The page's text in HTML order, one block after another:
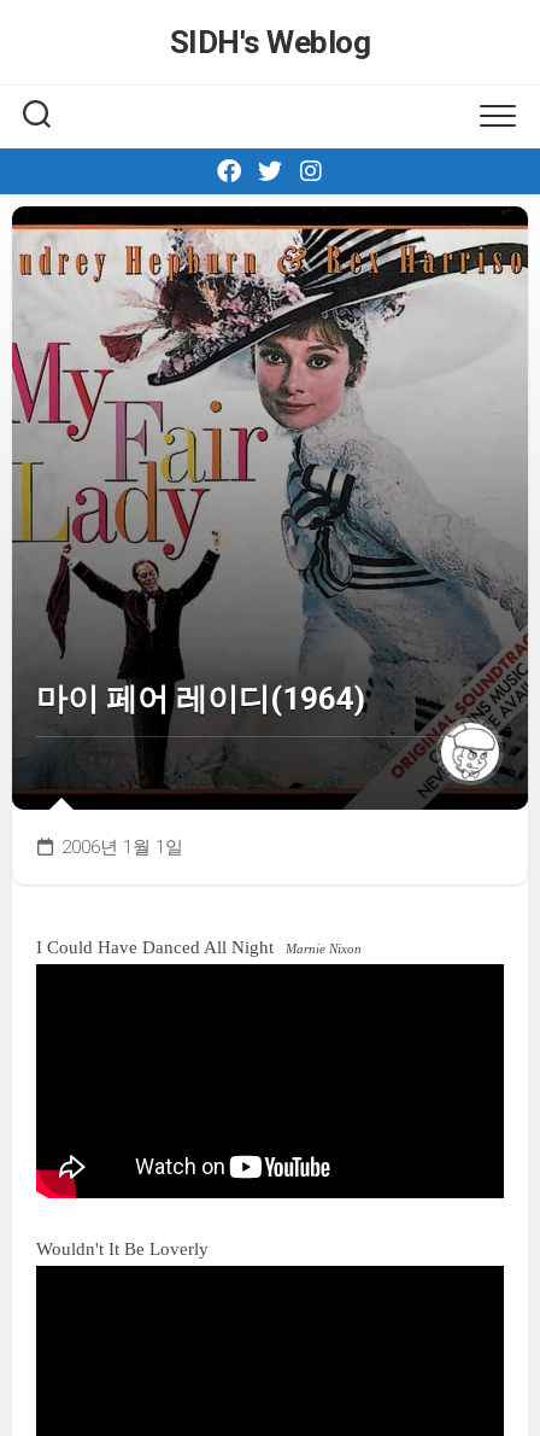
SIDH′s Weblog
마이 페어 레이디(1964)
2006년 1월 1일
I Could Have Danced All Night Marnie Nixon
Wouldn't It Be Loverly